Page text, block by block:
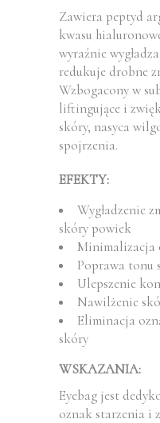
Zawiera peptyd
kwasu
wyraźnie
redukuje drobne
Wzbogacony w
liftingujące i
skóry, nasyca
spojrzenia.
EFEKTY:
Wygładzenie
skóry powiek
Minimalizacja
Poprawa tonu
Ulepszenie
Nawilżenie
Eliminacja
skóry
WSKAZANIA:
Eyebag jest
oznak starzenia i